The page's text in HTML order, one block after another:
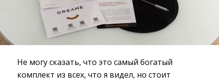
Не могу сказать, что это самый богатый
комплект из всех, что я видел, но стоит